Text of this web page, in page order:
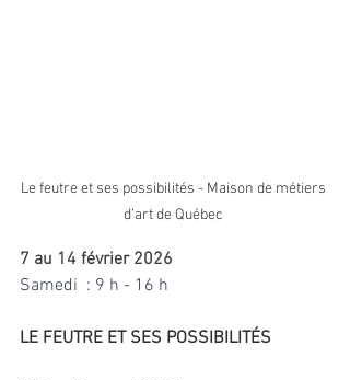
Le feutre et ses possibilités - Maison de métiers
d’art de Québec
7 au 14 février 2026
Samedi  : 9 h - 16 h
LE FEUTRE ET SES POSSIBILITÉS